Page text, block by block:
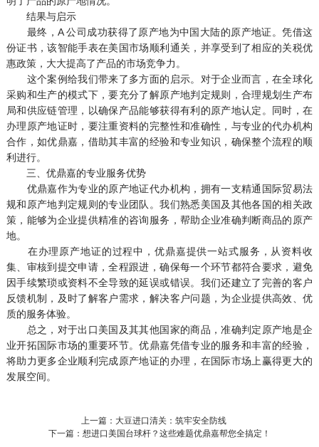
结果与启示
最终，A 公司成功获得了原产地为中国大陆的原产地证。凭借这
份证书，该智能手表在美国市场顺利通关，并享受到了相应的关税优
惠政策，大大提高了产品的市场竞争力。
这个案例给我们带来了多方面的启示。对于企业而言，在全球化
采购和生产的模式下，要充分了解原产地判定规则，合理规划生产布
局和供应链管理，以确保产品能够获得有利的原产地认定。同时，在
办理原产地证时，要注重资料的完整性和准确性，与专业的代办机构
合作，如优鼎嘉，借助其丰富的经验和专业知识，确保整个流程的顺
利进行。
三、优鼎嘉的专业服务优势
优鼎嘉作为专业的原产地证代办机构，拥有一支精通国际贸易法
规和原产地判定规则的专业团队。我们熟悉美国及其他各国的相关政
策，能够为企业提供精准的咨询服务，帮助企业准确判断商品的原产
地。
在办理原产地证的过程中，优鼎嘉提供一站式服务，从资料收
集、审核到提交申请，全程跟进，确保每一个环节都符合要求，避免
因手续繁琐或资料不全导致的延误或错误。我们还建立了完善的客户
反馈机制，及时了解客户需求，解决客户问题，为企业提供高效、优
质的服务体验。
总之，对于出口美国及其其他国家的商品，准确判定原产地是企
业开拓国际市场的重要环节。优鼎嘉凭借专业的服务和丰富的经验，
将助力更多企业顺利完成原产地证的办理，在国际市场上赢得更大的
发展空间。
上一篇：大豆进口清关：筑牢安全防线
下一篇：想进口美国台球杆？这些难题优鼎嘉帮您全搞定！